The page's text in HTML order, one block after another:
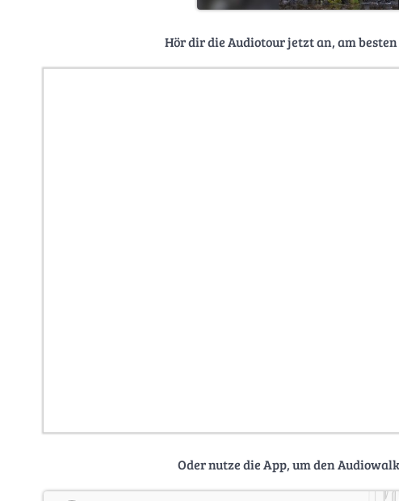
Hör dir die Audiotour jetzt an, am
Oder nutze die App, um den